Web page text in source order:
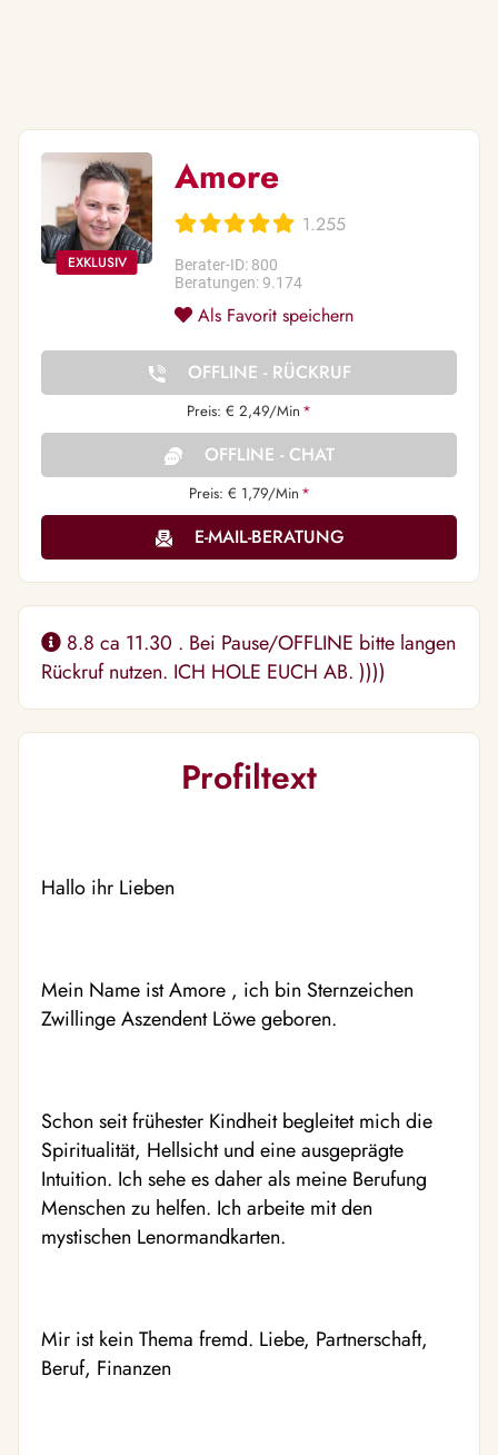
Amore
1.255
Berater-ID: 800
Beratungen: 9.174
Als Favorit speichern
OFFLINE - RÜCKRUF
Preis: € 2,49/Min *
OFFLINE - CHAT
Preis: € 1,79/Min *
E-MAIL-BERATUNG
8.8 ca 11.30 . Bei Pause/OFFLINE bitte langen
Rückruf nutzen. ICH HOLE EUCH AB. ))))
Profiltext
Hallo ihr Lieben️
Mein Name ist Amore , ich bin Sternzeichen
Zwillinge Aszendent Löwe geboren.
Schon seit frühester Kindheit begleitet mich die
Spiritualität, Hellsicht und eine ausgeprägte
Intuition. Ich sehe es daher als meine Berufung
Menschen zu helfen. Ich arbeite mit den
mystischen Lenormandkarten.
Mir ist kein Thema fremd. Liebe, Partnerschaft,
Beruf, Finanzen